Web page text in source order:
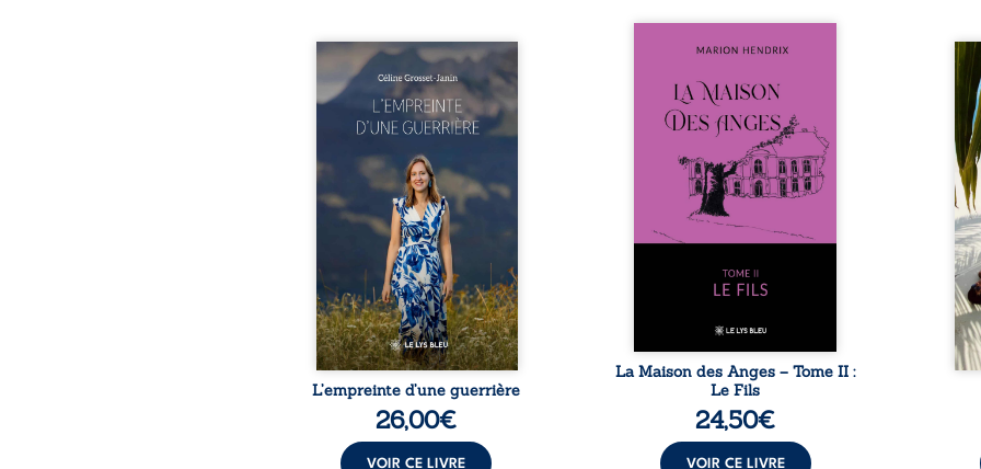
Que reste-t-il de l’enfance
lorsque la maladie impose ses
propres règles ? L’empreinte
d’une guerrière livre, sans
détour, le récit d’un quotidien
bouleversé par la maladie
chronique, l’errance médicale
et de longues hospitalisations.
L’auteure y raconte ce que les
dossiers médicaux taisent : la
peur, l’isolement, l’épuisement
et le sentiment de ne pas ...
L’empreinte d’une guerrière
26,00€
VOIR CE LIVRE
Nous sommes en 1979, soit 15
patriarche Anatole-Eustache.
La famille devra affronter non
seulement un inconnu qui rôde
autour du domaine et dont
Firmin, le fidèle majordome,
redoute les visites, le passé
encombrant d’Anatole-
Eustache, la malédiction
familiale, mais aussi la toute-
puissance de Gauthier. Mais
comment dompter cet enfant
avant qu’il ...
La Maison des Anges – Tome II :
Le Fils
24,50€
VOIR CE LIVRE
Au
eux,